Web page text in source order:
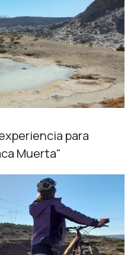
para
Muerta"